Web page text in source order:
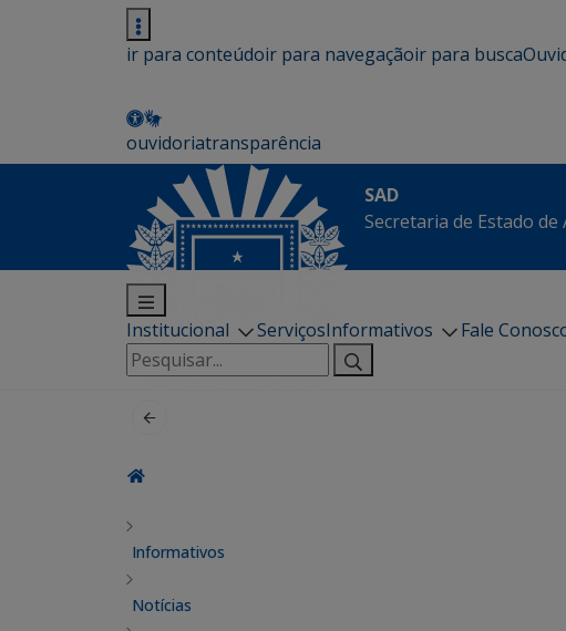
ir para conteúdoir para navegaçãoir para busca
ouvidoriatransparência
SAD
Secretaria de Estado
Institucional ServiçosInformativos Fale
Pesquisar
por:
Informativos
Notícias